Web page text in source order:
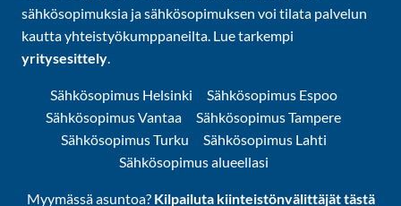
sähkösopimuksia ja sähkösopimuksen voi tilata palvelun
kautta yhteistyökumppaneilta. Lue tarkempi
yritysesittely.
Sähkösopimus Helsinki
Sähkösopimus Espoo
Sähkösopimus Vantaa
Sähkösopimus Tampere
Sähkösopimus Turku
Sähkösopimus Lahti
Sähkösopimus alueellasi
Myymässä asuntoa? Kilpailuta kiinteistönvälittäjät tästä